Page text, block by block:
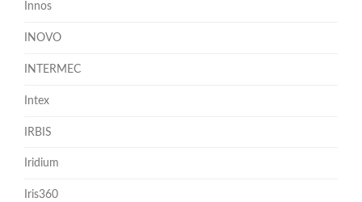
Innos
INOVO
INTERMEC
Intex
IRBIS
Iridium
Iris360